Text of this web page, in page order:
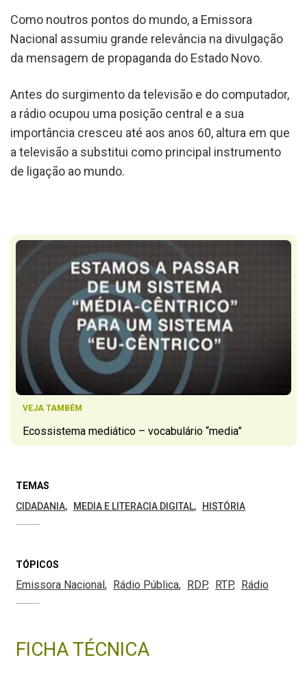
Como noutros pontos do mundo, a Emissora
Nacional assumiu grande relevância na divulgação
da mensagem de propaganda do Estado Novo.
Antes do surgimento da televisão e do computador,
a rádio ocupou uma posição central e a sua
importância cresceu até aos anos 60, altura em que
a televisão a substitui como principal instrumento
de ligação ao mundo.
VEJA TAMBÉM
Ecossistema mediático – vocabulário “media”
TEMAS
CIDADANIA
MEDIA E LITERACIA DIGITAL HISTÓRIA
TÓPICOS
Emissora Nacional Rádio Pública RDP RTP Rádio
FICHA TÉCNICA